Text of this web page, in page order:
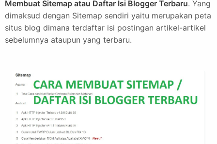
Membuat Sitemap atau Daftar Isi Blogger Terbaru. Yang
dimaksud dengan Sitemap sendiri yaitu merupakan peta
situs blog dimana terdaftar isi postingan artikel-artikel
sebelumnya ataupun yang terbaru.